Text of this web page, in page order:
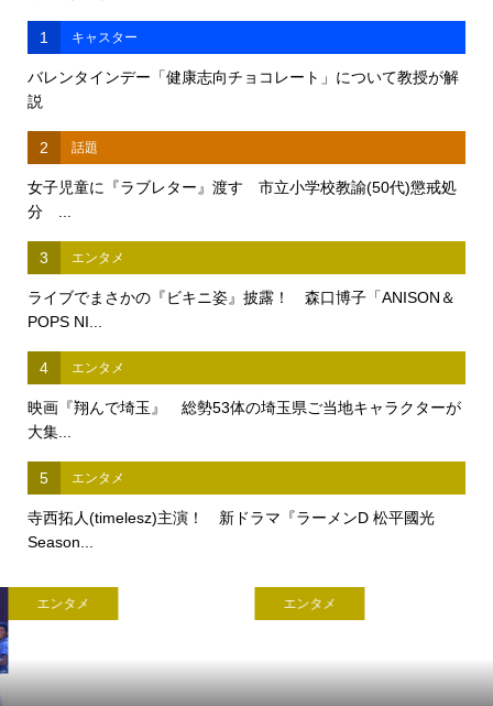
1 キャスター
バレンタインデー「健康志向チョコレート」について教授が解
説
2 話題
女子児童に『ラブレター』渡す 市立小学校教諭(50代)懲戒処
分 ...
3 エンタメ
ライブでまさかの『ビキニ姿』披露！ 森口博子「ANISON＆
POPS NI...
4 エンタメ
映画『翔んで埼玉』 総勢53体の埼玉県ご当地キャラクターが
大集...
5 エンタメ
寺西拓人(timelesz)主演！ 新ドラマ『ラーメンD 松平國光
Season...
エンタメ エンタメ